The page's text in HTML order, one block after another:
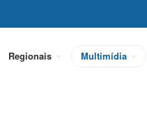
Regionais Multimídia